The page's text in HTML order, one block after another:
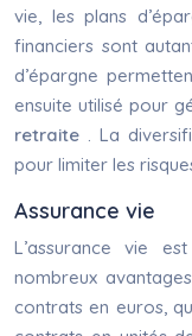
vie, les plans
financiers sont
d’épargne
ensuite utilisé pour
retraite . La
pour limiter les
Assurance vie
L’assurance vie
nombreux
contrats en euros,